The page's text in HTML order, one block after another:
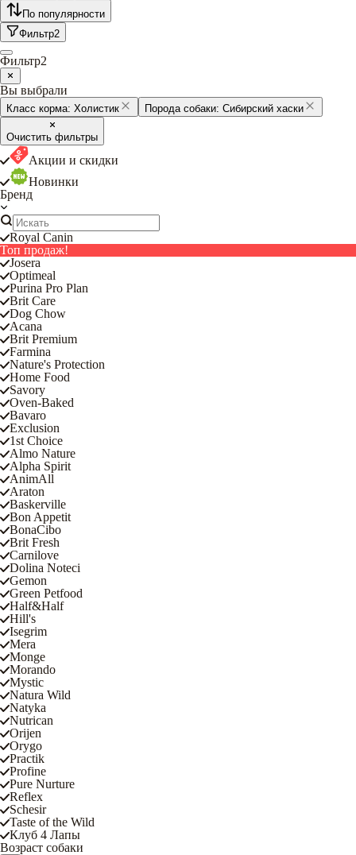
По популярности
Фильтр2
Фильтр2
Вы выбрали
Класс корма: Холистик Порода собаки: Сибирский хаски
Очистить фильтры
Акции и скидки
Новинки
Бренд
Royal Canin
Топ продаж!
Josera
Optimeal
Purina Pro Plan
Brit Care
Dog Chow
Acana
Brit Premium
Farmina
Nature's Protection
Home Food
Savory
Oven-Baked
Bavaro
Exclusion
1st Choice
Almo Nature
Alpha Spirit
AnimAll
Araton
Baskerville
Bon Appetit
BonaCibo
Brit Fresh
Carnilove
Dolina Noteci
Gemon
Green Petfood
Half&Half
Hill's
Isegrim
Mera
Monge
Morando
Mystic
Natura Wild
Natyka
Nutrican
Orijen
Orygo
Practik
Profine
Pure Nurture
Reflex
Schesir
Taste of the Wild
Клуб 4 Лапы
Возраст собаки